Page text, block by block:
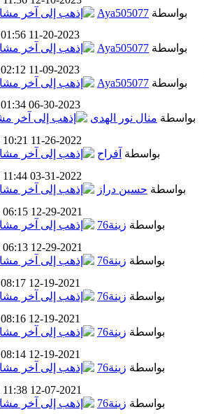
بواسطة Aya505077
11-20-2023
01:56 PM
بواسطة Aya505077
11-09-2023
02:12 PM
بواسطة Aya505077
06-30-2023
01:34 PM
بواسطة منال نور الهدى
11-26-2022
10:21 AM
بواسطة آفراح
03-31-2022
11:44 AM
بواسطة حسين دراز
12-29-2021
06:15 AM
بواسطة زينة76
12-29-2021
06:13 AM
بواسطة زينة76
12-19-2021
08:17 PM
بواسطة زينة76
12-19-2021
08:16 PM
بواسطة زينة76
12-19-2021
08:14 PM
بواسطة زينة76
12-07-2021
11:38 AM
بواسطة زينة76